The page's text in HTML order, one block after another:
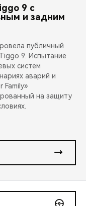
9 с
и задним
публичный
9. Испытание
систем
аварий и
на защиту